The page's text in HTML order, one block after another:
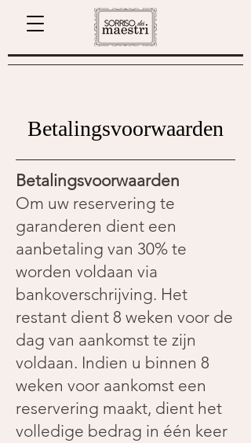
Betalingsvoorwaarden
Betalingsvoorwaarden
Om uw reservering te
garanderen dient een
aanbetaling van 30% te
worden voldaan via
bankoverschrijving. Het
restant dient 8 weken voor de
dag van aankomst te zijn
voldaan. Indien u binnen 8
weken voor aankomst een
reservering maakt, dient het
volledige bedrag in één keer